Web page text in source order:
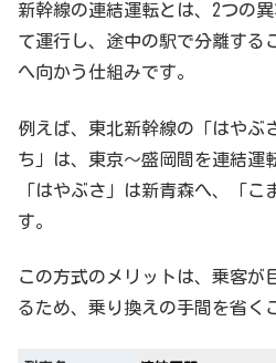
新幹線の連結運転とは、2つの
て運行し、途中の駅で分離する
へ向かう仕組みです。
例えば、東北新幹線の「はやぶ
ち」は、東京～盛岡間を連結運
「はやぶさ」は新青森へ、「
す。
この方式のメリットは、乗客が
るため、乗り換えの手間を省く